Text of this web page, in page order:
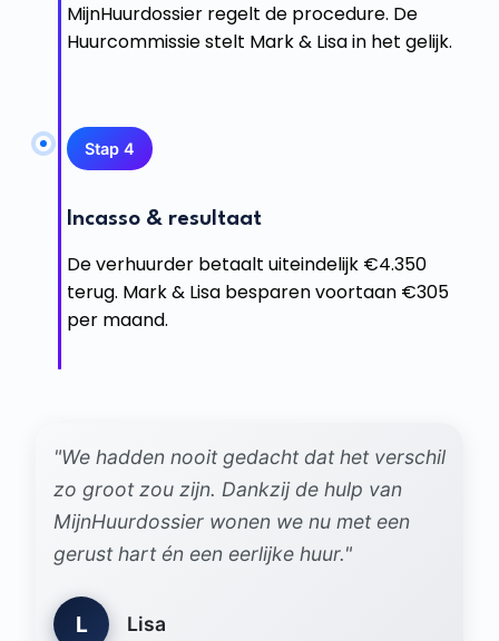
MijnHuurdossier regelt de procedure. De
Huurcommissie stelt Mark & Lisa in het gelijk.
Stap 4
Incasso & resultaat
De verhuurder betaalt uiteindelijk €4.350
terug. Mark & Lisa besparen voortaan €305
per maand.
"We hadden nooit gedacht dat het verschil
zo groot zou zijn. Dankzij de hulp van
MijnHuurdossier wonen we nu met een
gerust hart én een eerlijke huur."
L Lisa